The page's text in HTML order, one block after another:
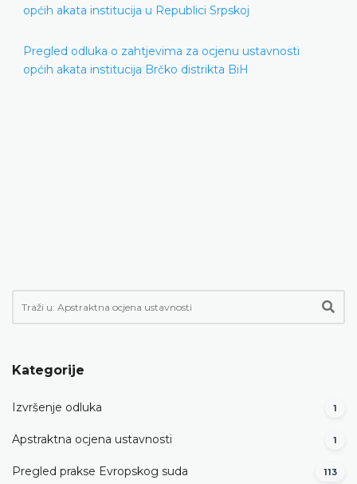
općih akata institucija u Republici Srpskoj
Pregled odluka o zahtjevima za ocjenu ustavnosti
općih akata institucija Brčko distrikta BiH
Kategorije
Izvršenje odluka 1
Apstraktna ocjena ustavnosti 1
Pregled prakse Evropskog suda 113